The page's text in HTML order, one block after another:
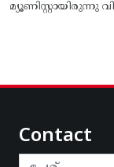
മ്യൂണിസ്റ്റായിരുന്നു
Contact